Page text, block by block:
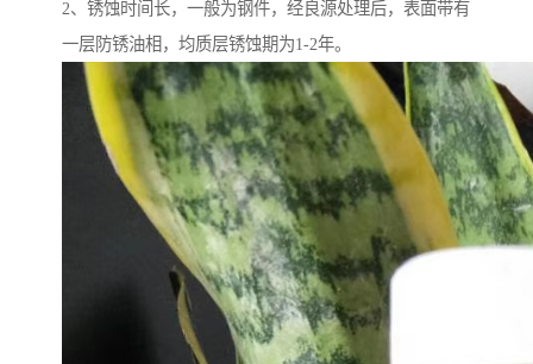
2、锈蚀时间长，一般为钢件，经良源处理后，表面带有
一层防锈油相，均质层锈蚀期为1-2年。